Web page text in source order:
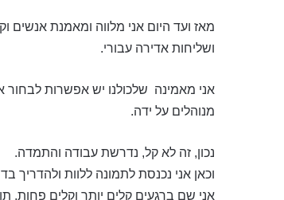
מאז ועד היום אני מלווה ומאמנת אנשים
ושליחות אדירה עבורי.
אני מאמינה שלכולנו יש אפשרות לבחור
מנוהלים על ידה.
נכון, זה לא קל, נדרשת עבודה והתמדה.
וכאן אני נכנסת לתמונה ללוות
אני שם ברגעים קלים יותר וקלים פחות,